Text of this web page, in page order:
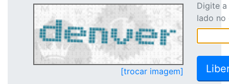
[trocar imagem]
Digite
lado no